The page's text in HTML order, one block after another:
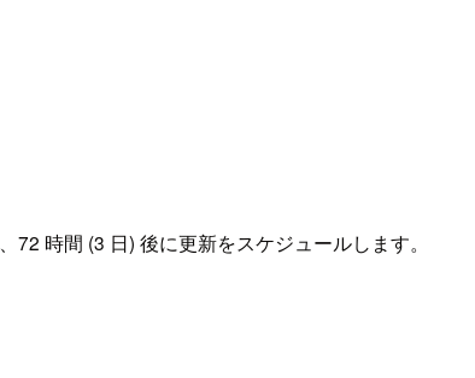
時間 (3 日) 後に更新をスケジュールします。